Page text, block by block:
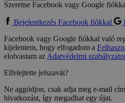
Szeretne Facebook vagy Google
Bejelentkezés Facebook fiókkal
Facebook vagy Google fiókkal való
kijelentem, hogy elfogadom a
elolvastam azAdatvédelmi
Elfelejtette jelszavát?
Ne aggódjon, csak adja meg e-mail
hivatkozást, így megadhat egy újat.